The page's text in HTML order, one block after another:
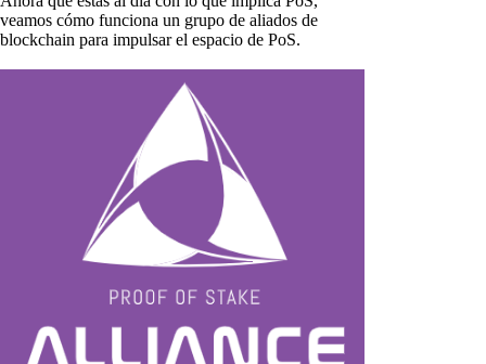
veamos cómo funciona un grupo de aliados de
blockchain para impulsar el espacio de PoS.